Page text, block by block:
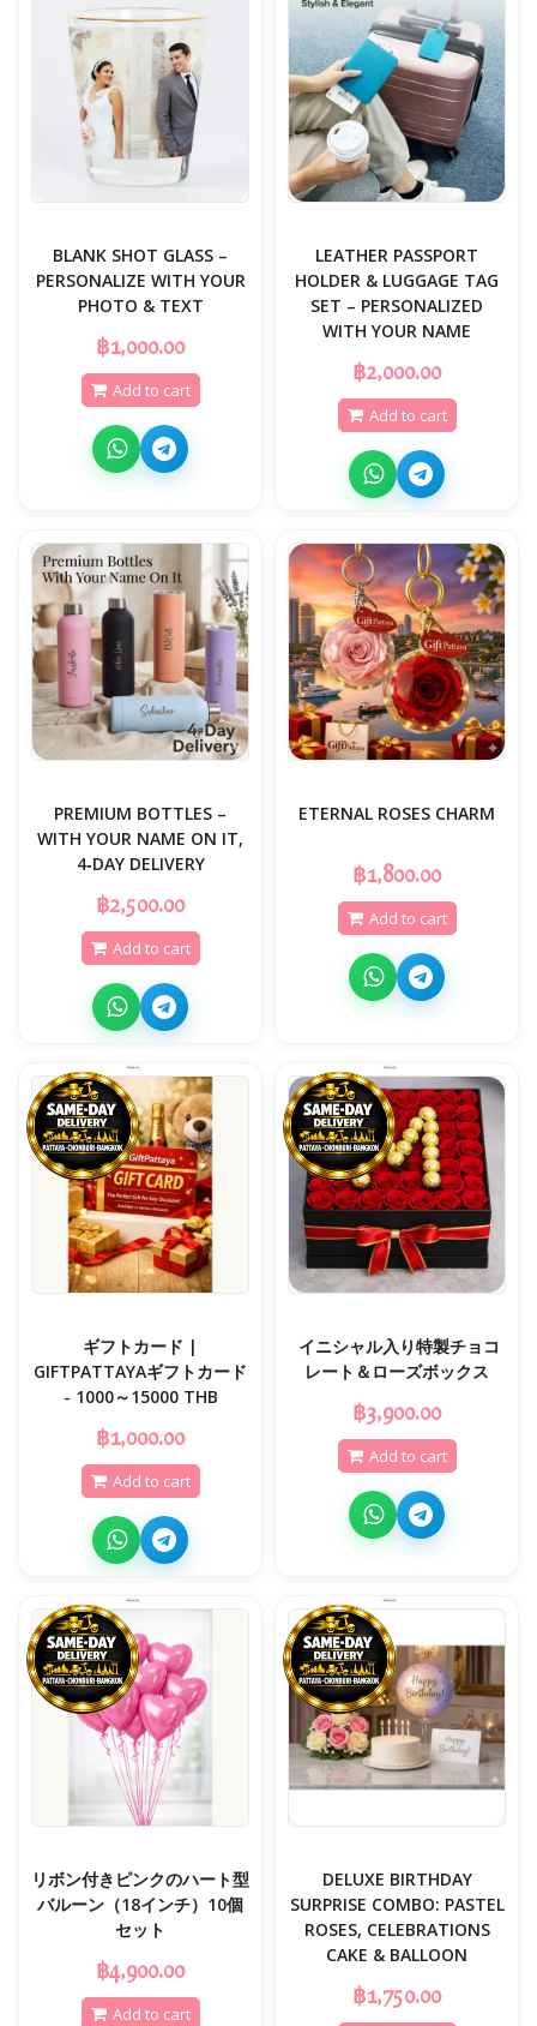
BLANK SHOT GLASS –
PERSONALIZE WITH YOUR
PHOTO & TEXT
฿1,000.00
Add to cart
LEATHER PASSPORT
HOLDER & LUGGAGE TAG
SET – PERSONALIZED
WITH YOUR NAME
฿2,000.00
Add to cart
PREMIUM BOTTLES –
WITH YOUR NAME ON IT,
4‑DAY DELIVERY
฿2,500.00
Add to cart
ETERNAL ROSES CHARM
฿1,800.00
Add to cart
ギフトカード |
GIFTPATTAYAギフトカード
- 1000～15000 THB
฿1,000.00
Add to cart
️ イニシャル入り特製チョコ
レート＆ローズボックス
฿3,900.00
Add to cart
リボン付きピンクのハート型
バルーン（18インチ）10個
セット
฿4,900.00
Add to cart
DELUXE BIRTHDAY
SURPRISE COMBO: PASTEL
ROSES, CELEBRATIONS
CAKE & BALLOON
฿1,750.00